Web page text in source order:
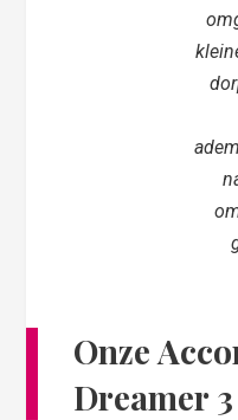
Onze
Dreamer